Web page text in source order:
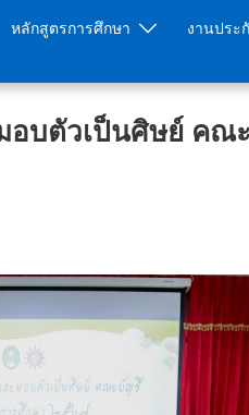
หลักสูตรการศึกษา งานปร
บตัวเป็นศิษย์ คณ